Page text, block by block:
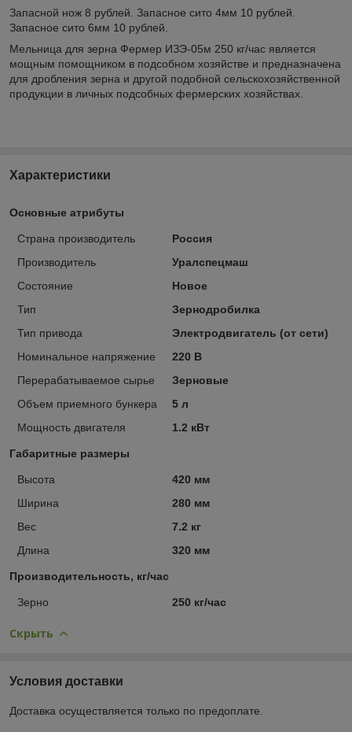
Запасной нож 8 рублей. Запасное сито 4мм 10 рублей.
Запасное сито 6мм 10 рублей.
Мельница для зерна Фермер ИЗЭ-05м 250 кг/час является
мощным помощником в подсобном хозяйстве и предназначена
для дробления зерна и другой подобной сельскохозяйственной
продукции в личных подсобных фермерских хозяйствах.
Характеристики
Основные атрибуты
Страна производитель
Россия
Производитель
Уралспецмаш
Состояние
Новое
Тип
Зернодробилка
Тип привода
Электродвигатель (от сети)
Номинальное напряжение
220 В
Перерабатываемое сырье
Зерновые
Объем приемного бункера
5 л
Мощность двигателя
1.2 кВт
Габаритные размеры
Высота
420 мм
Ширина
280 мм
Вес
7.2 кг
Длина
320 мм
Производительность, кг/час
Зерно 250 кг/час
Скрыть
Условия доставки
Доставка осуществляется только по предоплате.